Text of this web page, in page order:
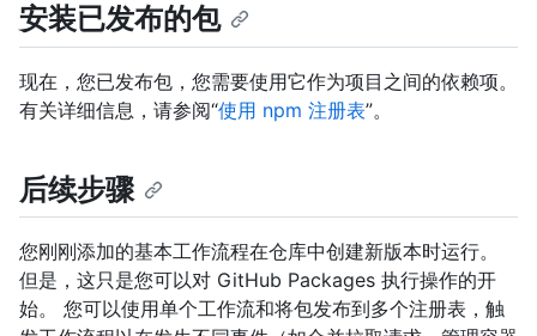
安装已发布的包
现在，您已发布包，您需要使用它作为项目之间的依赖项。
有关详细信息，请参阅“使用 npm 注册表”。
后续步骤
您刚刚添加的基本工作流程在仓库中创建新版本时运行。
但是，这只是您可以对 GitHub Packages 执行操作的开
始。 您可以使用单个工作流和将包发布到多个注册表，触